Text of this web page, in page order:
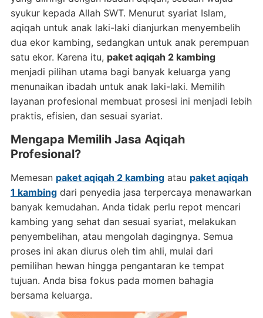
syukur kepada Allah SWT. Menurut syariat Islam,
aqiqah untuk anak laki-laki dianjurkan menyembelih
dua ekor kambing, sedangkan untuk anak perempuan
satu ekor. Karena itu, paket aqiqah 2 kambing
menjadi pilihan utama bagi banyak keluarga yang
menunaikan ibadah untuk anak laki-laki. Memilih
layanan profesional membuat prosesi ini menjadi lebih
praktis, efisien, dan sesuai syariat.
Mengapa Memilih Jasa Aqiqah
Profesional?
Memesan paket aqiqah 2 kambingatau paket aqiqah
1 kambingdari penyedia jasa terpercaya menawarkan
banyak kemudahan. Anda tidak perlu repot mencari
kambing yang sehat dan sesuai syariat, melakukan
penyembelihan, atau mengolah dagingnya. Semua
proses ini akan diurus oleh tim ahli, mulai dari
pemilihan hewan hingga pengantaran ke tempat
tujuan. Anda bisa fokus pada momen bahagia
bersama keluarga.